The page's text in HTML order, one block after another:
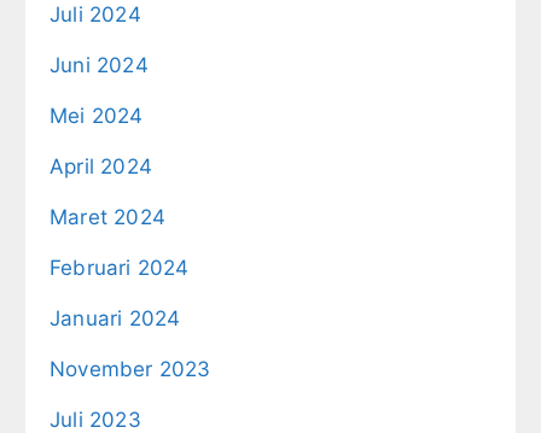
Juli 2024
Juni 2024
Mei 2024
April 2024
Maret 2024
Februari 2024
Januari 2024
November 2023
Juli 2023